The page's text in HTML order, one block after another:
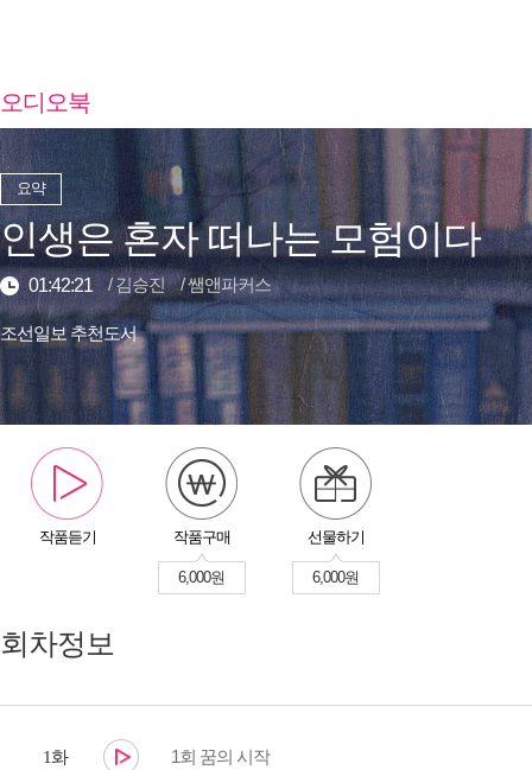
오디오북
요약
인생은 혼자 떠나는 모험이다
01:42:21 /김승진 /쌤앤파커스
조선일보 추천도서
작품듣기 작품구매
6,000원
선물하기
6,000원
회차정보
1화 1회 꿈의 시작